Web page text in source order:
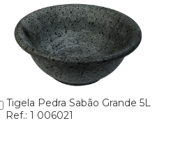
Tigela Pedra Sabão Grande 5L
Ref.: 1 006021